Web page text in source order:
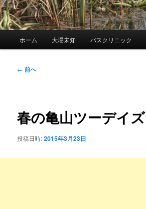
ホーム 大場未知 バスクリニック
投
ゲ
ー
ョ
← 前へ
春の亀山ツーデイズ
投稿日時:2015年3月23日